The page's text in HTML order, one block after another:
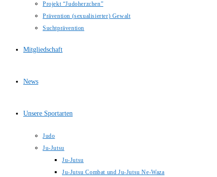
Projekt “Judoherzchen”
Prävention (sexualisierter) Gewalt
Suchtprävention
Mitgliedschaft
News
Unsere Sportarten
Judo
Ju-Jutsu
Ju-Jutsu
Ju-Jutsu Combat und Ju-Jutsu Ne-Waza